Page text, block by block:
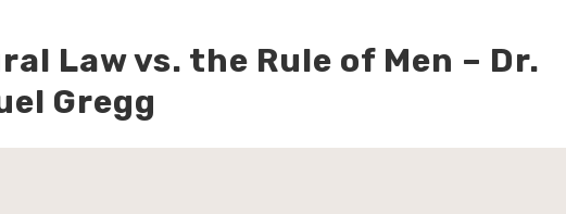
Law vs. the Rule of Men – Dr.
Gregg